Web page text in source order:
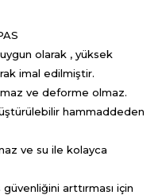
olarak , yüksek
imal edilmiştir.
ve deforme olmaz.
hammaddeden
ve su ile kolayca
arttırması için